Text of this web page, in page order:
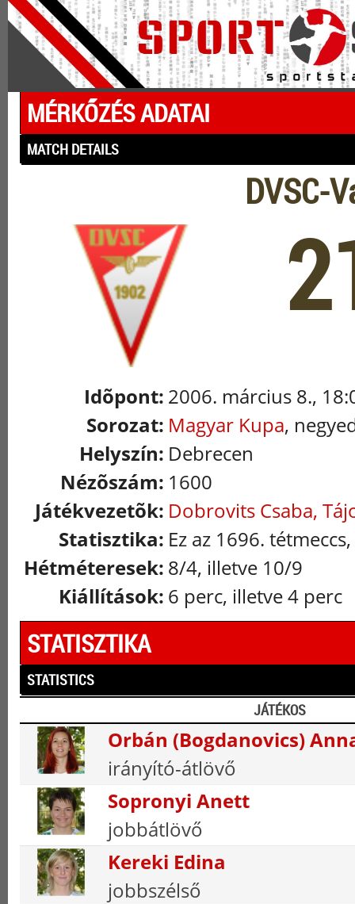
MÉRKŐZÉS ADATAI
MATCH DETAILS
DVSC-
Idõpont: 2006. március 8.,
Sorozat: Magyar Kupa,
Helyszín: Debrecen
Nézõszám: 1600
Játékvezetõk: Dobrovits Csaba,
Statisztika: Ez az 1696.
Hétméteresek: 8/4, illetve 10/9
Kiállítások: 6 perc, illetve 4 perc
STATISZTIKA
STATISTICS
JÁTÉKOS
Orbán (Bogdanovics)
irányító-átlövő
Sopronyi Anett
jobbátlövő
Kereki Edina
jobbszélső